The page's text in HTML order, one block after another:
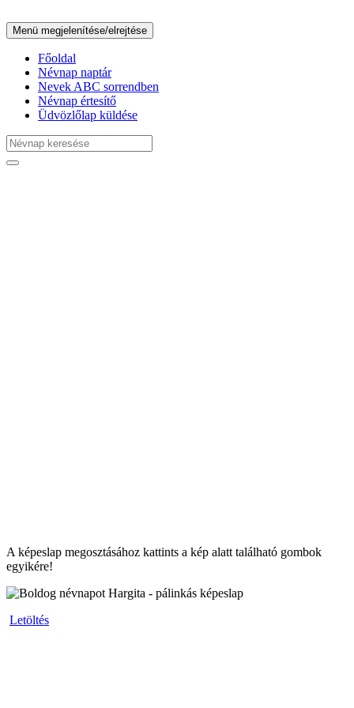
Menü megjelenítése/elrejtése
Főoldal
Névnap naptár
Nevek ABC sorrendben
Névnap értesítő
Üdvözlőlap küldése
A képeslap megosztásához kattints a kép alatt található gombok
egyikére!
Letöltés